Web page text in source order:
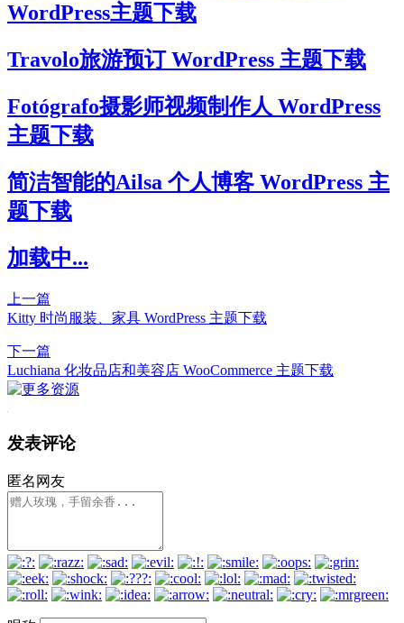
WordPress主题下载
Travolo旅游预订 WordPress 主题下载
Fotógrafo摄影师视频制作人 WordPress
主题下载
简洁智能的Ailsa 个人博客 WordPress 主
题下载
加载中...
上一篇
Kitty 时尚服装、家具 WordPress 主题下载
下一篇
Luchiana 化妆品店和美容店 WooCommerce 主题下载
发表评论
匿名网友